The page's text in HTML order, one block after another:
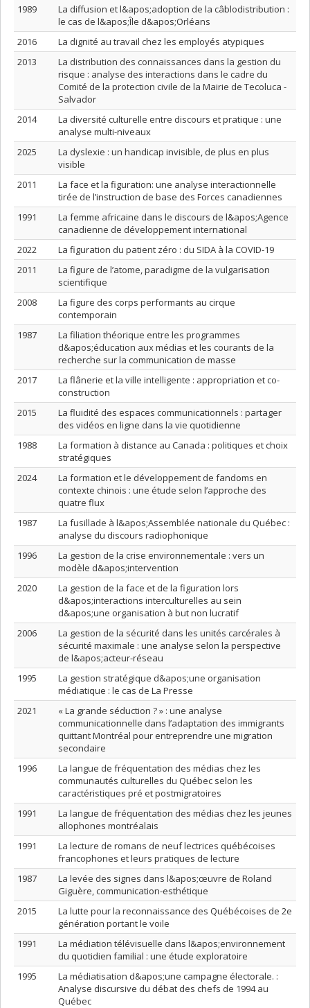
1989
La diffusion et l&apos;adoption de la câblodistribution :
le cas de l&apos;Île d&apos;Orléans
2016
La dignité au travail chez les employés atypiques
2013
La distribution des connaissances dans la gestion du
risque : analyse des interactions dans le cadre du
Comité de la protection civile de la Mairie de Tecoluca -
Salvador
2014
La diversité culturelle entre discours et pratique : une
analyse multi-niveaux
2025
La dyslexie : un handicap invisible, de plus en plus
visible
2011
La face et la figuration: une analyse interactionnelle
tirée de l’instruction de base des Forces canadiennes
1991
La femme africaine dans le discours de l&apos;Agence
canadienne de développement international
2022
La figuration du patient zéro : du SIDA à la COVID-19
2011
La figure de l’atome, paradigme de la vulgarisation
scientifique
2008
La figure des corps performants au cirque
contemporain
1987
La filiation théorique entre les programmes
d&apos;éducation aux médias et les courants de la
recherche sur la communication de masse
2017
La flânerie et la ville intelligente : appropriation et co-
construction
2015
La fluidité des espaces communicationnels : partager
des vidéos en ligne dans la vie quotidienne
1988
La formation à distance au Canada : politiques et choix
stratégiques
2024
La formation et le développement de fandoms en
contexte chinois : une étude selon l’approche des
quatre flux
1987
La fusillade à l&apos;Assemblée nationale du Québec :
analyse du discours radiophonique
1996
La gestion de la crise environnementale : vers un
modèle d&apos;intervention
2020
La gestion de la face et de la figuration lors
d&apos;interactions interculturelles au sein
d&apos;une organisation à but non lucratif
2006
La gestion de la sécurité dans les unités carcérales à
sécurité maximale : une analyse selon la perspective
de l&apos;acteur-réseau
1995
La gestion stratégique d&apos;une organisation
médiatique : le cas de La Presse
2021
« La grande séduction ? » : une analyse
communicationnelle dans l’adaptation des immigrants
quittant Montréal pour entreprendre une migration
secondaire
1996
La langue de fréquentation des médias chez les
communautés culturelles du Québec selon les
caractéristiques pré et postmigratoires
1991
La langue de fréquentation des médias chez les jeunes
allophones montréalais
1991
La lecture de romans de neuf lectrices québécoises
francophones et leurs pratiques de lecture
1987
La levée des signes dans l&apos;œuvre de Roland
Giguère, communication-esthétique
2015
La lutte pour la reconnaissance des Québécoises de 2e
génération portant le voile
1991
La médiation télévisuelle dans l&apos;environnement
du quotidien familial : une étude exploratoire
1995
La médiatisation d&apos;une campagne électorale. :
Analyse discursive du débat des chefs de 1994 au
Québec